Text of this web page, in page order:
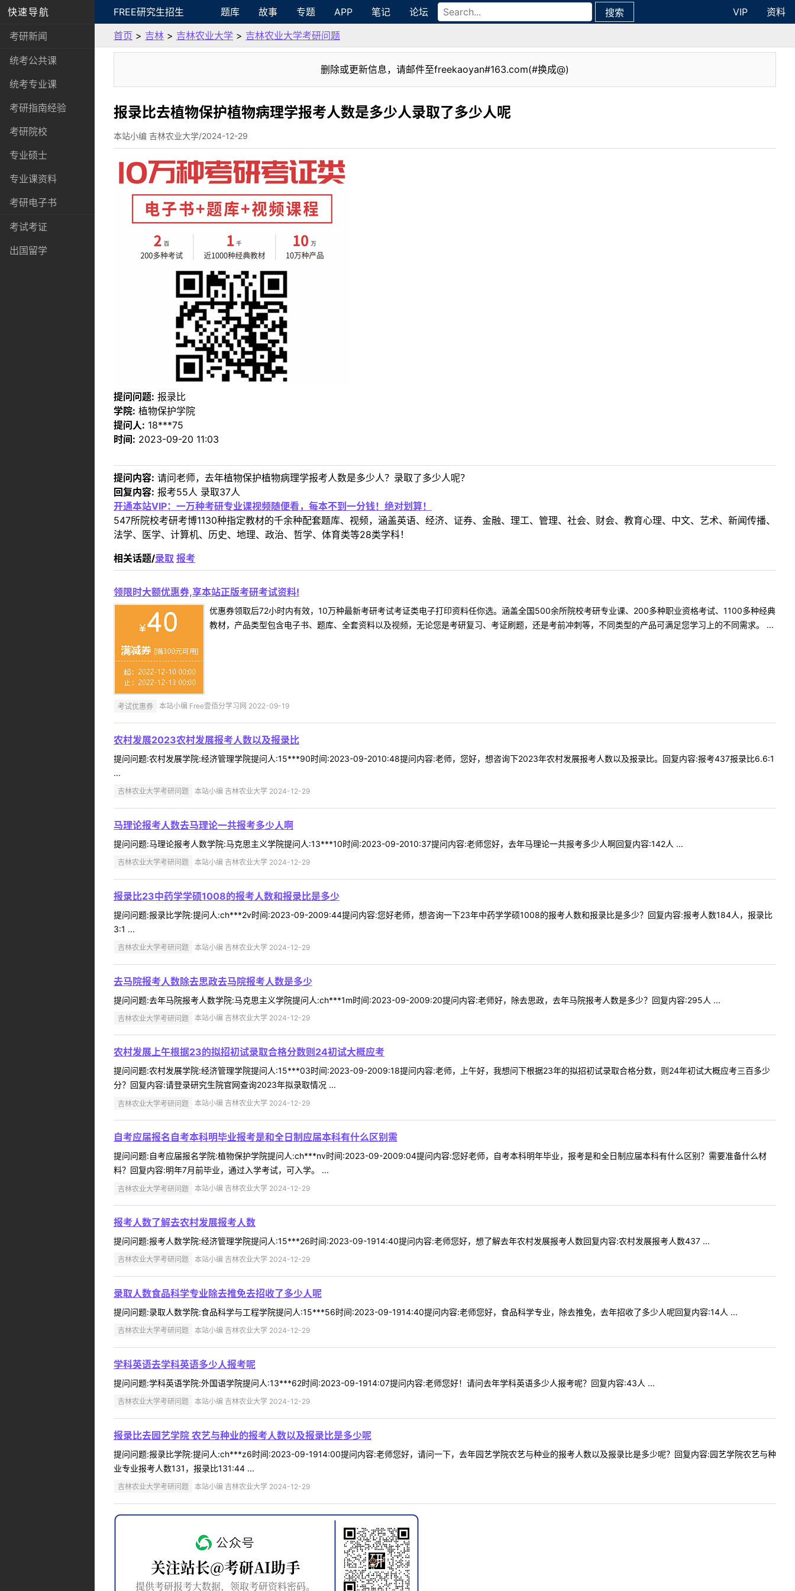
快速导航
考研新闻
统考公共课
统考专业课
考研指南经验
考研院校
专业硕士
专业课资料
考研电子书
考试考证
出国留学
FREE研究生招生 题库 故事 专题 APP 笔记 论坛 搜索 VIP
资料
首页 > 吉林 > 吉林农业大学 > 吉林农业大学考研问题
删除或更新信息，请邮件至freekaoyan#163.com(#换成@)
报录比去植物保护植物病理学报考人数是多少人录取了多少人呢
本站小编 吉林农业大学/2024-12-29
提问问题: 报录比
学院: 植物保护学院
提问人: 18***75
时间: 2023-09-20 11:03
提问内容: 请问老师，去年植物保护植物病理学报考人数是多少人？录取了多少人呢？
回复内容: 报考55人 录取37人
开通本站VIP：一万种考研专业课视频随便看，每本不到一分钱！绝对划算！
547所院校考研考博1130种指定教材的千余种配套题库、视频，涵盖英语、经济、证券、金融、理工、管理、社会、财会、教育心理、中文、艺术、新闻传播、
法学、医学、计算机、历史、地理、政治、哲学、体育类等28类学科！
相关话题/录取 报考
领限时大额优惠券,享本站正版考研考试资料!
优惠券领取后72小时内有效，10万种最新考研考试考证类电子打印资料任你选。涵盖全国500余所院校考研专业课、200多种职业资格考试、1100多种经典
教材，产品类型包含电子书、题库、全套资料以及视频，无论您是考研复习、考证刷题，还是考前冲刺等，不同类型的产品可满足您学习上的不同需求。 ...
考试优惠券 本站小编 Free壹佰分学习网 2022-09-19
农村发展2023农村发展报考人数以及报录比
提问问题:农村发展学院:经济管理学院提问人:15***90时间:2023-09-2010:48提问内容:老师，您好，想咨询下2023年农村发展报考人数以及报录比。回复内容:报考437报录比6.6:1
...
吉林农业大学考研问题 本站小编 吉林农业大学 2024-12-29
马理论报考人数去马理论一共报考多少人啊
提问问题:马理论报考人数学院:马克思主义学院提问人:13***10时间:2023-09-2010:37提问内容:老师您好，去年马理论一共报考多少人啊回复内容:142人 ...
吉林农业大学考研问题 本站小编 吉林农业大学 2024-12-29
报录比23中药学学硕1008的报考人数和报录比是多少
提问问题:报录比学院:提问人:ch***2v时间:2023-09-2009:44提问内容:您好老师，想咨询一下23年中药学学硕1008的报考人数和报录比是多少？回复内容:报考人数184人，报录比
3:1 ...
吉林农业大学考研问题 本站小编 吉林农业大学 2024-12-29
去马院报考人数除去思政去马院报考人数是多少
提问问题:去年马院报考人数学院:马克思主义学院提问人:ch***1m时间:2023-09-2009:20提问内容:老师好，除去思政，去年马院报考人数是多少？回复内容:295人 ...
吉林农业大学考研问题 本站小编 吉林农业大学 2024-12-29
农村发展上午根据23的拟招初试录取合格分数则24初试大概应考
提问问题:农村发展学院:经济管理学院提问人:15***03时间:2023-09-2009:18提问内容:老师，上午好，我想问下根据23年的拟招初试录取合格分数，则24年初试大概应考三百多少
分？回复内容:请登录研究生院官网查询2023年拟录取情况 ...
吉林农业大学考研问题 本站小编 吉林农业大学 2024-12-29
自考应届报名自考本科明毕业报考是和全日制应届本科有什么区别需
提问问题:自考应届报名学院:植物保护学院提问人:ch***nv时间:2023-09-2009:04提问内容:您好老师，自考本科明年毕业，报考是和全日制应届本科有什么区别？需要准备什么材
料？回复内容:明年7月前毕业，通过入学考试，可入学。 ...
吉林农业大学考研问题 本站小编 吉林农业大学 2024-12-29
报考人数了解去农村发展报考人数
提问问题:报考人数学院:经济管理学院提问人:15***26时间:2023-09-1914:40提问内容:老师您好，想了解去年农村发展报考人数回复内容:农村发展报考人数437 ...
吉林农业大学考研问题 本站小编 吉林农业大学 2024-12-29
录取人数食品科学专业除去推免去招收了多少人呢
提问问题:录取人数学院:食品科学与工程学院提问人:15***56时间:2023-09-1914:40提问内容:老师您好，食品科学专业，除去推免，去年招收了多少人呢回复内容:14人 ...
吉林农业大学考研问题 本站小编 吉林农业大学 2024-12-29
学科英语去学科英语多少人报考呢
提问问题:学科英语学院:外国语学院提问人:13***62时间:2023-09-1914:07提问内容:老师您好！请问去年学科英语多少人报考呢？回复内容:43人 ...
吉林农业大学考研问题 本站小编 吉林农业大学 2024-12-29
报录比去园艺学院 农艺与种业的报考人数以及报录比是多少呢
提问问题:报录比学院:提问人:ch***z6时间:2023-09-1914:00提问内容:老师您好，请问一下，去年园艺学院农艺与种业的报考人数以及报录比是多少呢？回复内容:园艺学院农艺与种
业专业报考人数131，报录比131:44 ...
吉林农业大学考研问题 本站小编 吉林农业大学 2024-12-29